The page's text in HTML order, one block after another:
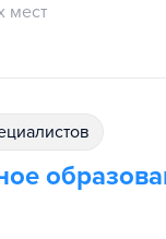
мест